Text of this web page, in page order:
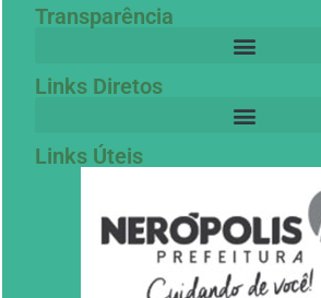
Transparência
Links Diretos
Links Úteis